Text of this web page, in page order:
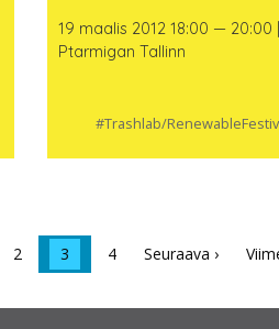
19 maalis 2012 18:00 — 20:00 |
Ptarmigan Tallinn
#Trashlab/
2 3 4 Seuraava ›